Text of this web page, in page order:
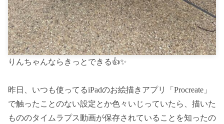
りんちゃんならきっとできる👍✨
昨日、いつも使ってるiPadのお絵描きアプリ「Procreate」
で触ったことのない設定とか色々いじっていたら、描いた
もののタイムラプス動画が保存されていることを知ったの